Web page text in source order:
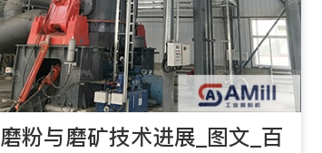
磨粉与磨矿技术进展_图文_百